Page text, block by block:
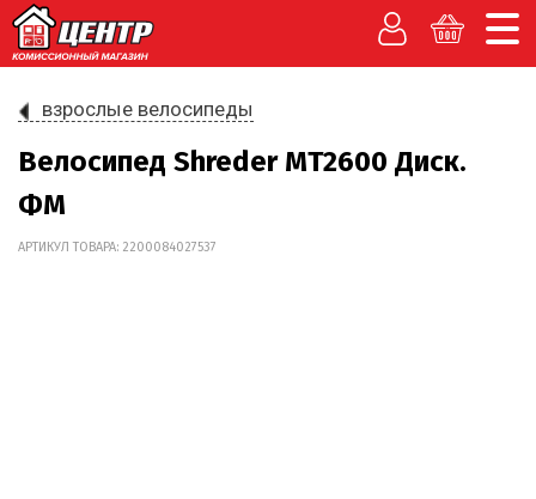
взрослые велосипеды
Велосипед Shreder MT2600 Диск.
ФМ
АРТИКУЛ ТОВАРА: 2200084027537